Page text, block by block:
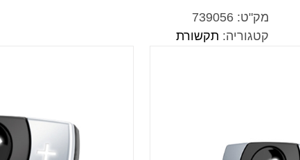
מק"ט:739056
קטגוריה: תקשורת